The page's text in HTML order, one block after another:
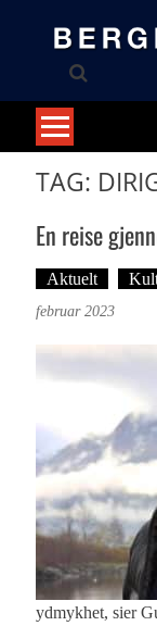
TAG:
En reise
Aktuelt
februar 2023
ydmykhet, sier